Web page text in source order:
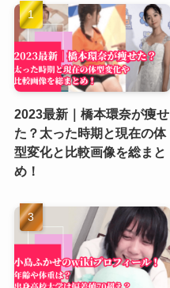
2023最新｜橋本環奈が痩せ
た？太った時期と現在の体
型変化と比較画像を総まと
め！